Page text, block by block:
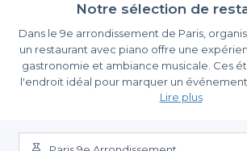
Notre sélection de
Dans le 9e arrondissement de Paris,
un restaurant avec piano offre une
gastronomie et ambiance musicale. Ces
l'endroit idéal pour marquer un
anniversaire, d'un repas d'affaires ou d'une
musique s'entremêlent aux saveurs des
permet de créer des souvenirs
Découvrez la facilité de réservation
Lire plus